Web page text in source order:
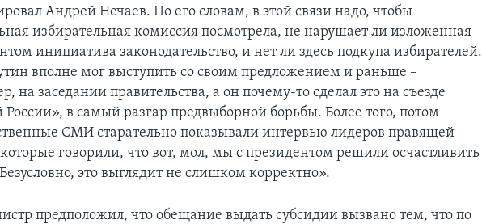
Андрей Нечаев. По его словам, в этой связи надо, чтобы
избирательная комиссия посмотрела, не нарушает ли изложенная
инициатива законодательство, и нет ли здесь подкупа избирателей.
вполне мог выступить со своим предложением и раньше –
на заседании правительства, а он почему-то сделал это на съезде
в самый разгар предвыборной борьбы. Более того, потом
СМИ старательно показывали интервью лидеров правящей
говорили, что вот, мол, мы с президентом решили осчастливить
это выглядит не слишком корректно».
предположил, что обещание выдать субсидии вызвано тем, что по